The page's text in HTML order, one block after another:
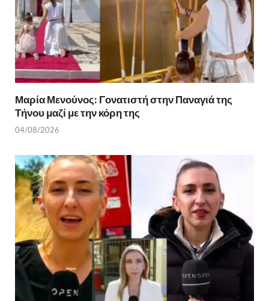
Μαρία Μενούνος: Γονατιστή στην Παναγιά της
Τήνου μαζί με την κόρη της
04/08/2026